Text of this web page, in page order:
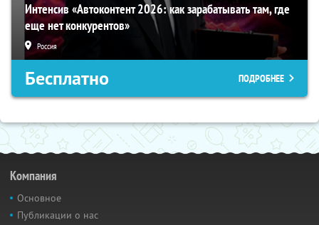
Интенсив «Автоконтент 2026: как зарабатывать там, где
еще нет конкурентов»
Россия
Бесплатно ПОДРОБНЕЕ
Компания
Основное
Публикации о нас